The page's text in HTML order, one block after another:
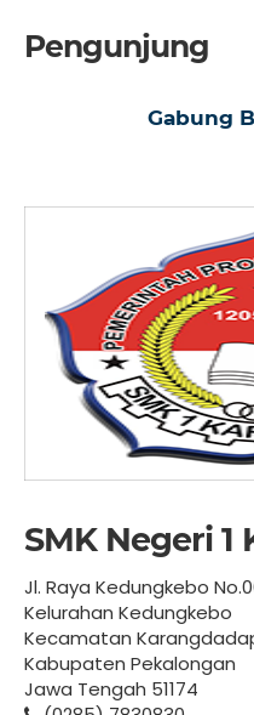
Pengunjung
Gabung
SMK Negeri
Jl. Raya Kedungkebo
Kelurahan Kedungkebo
Kecamatan
Kabupaten Pekalongan
Jawa Tengah 51174